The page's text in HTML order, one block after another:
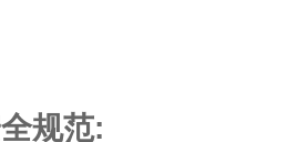
规范: